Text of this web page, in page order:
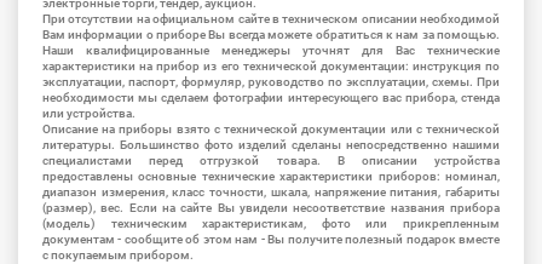
электронные торги, тендер, аукцион.
При отсутствии на официальном сайте в техническом описании необходимой
Вам информации о приборе Вы всегда можете обратиться к нам за помощью.
Наши квалифицированные менеджеры уточнят для Вас технические
характеристики на прибор из его технической документации: инструкция по
эксплуатации, паспорт, формуляр, руководство по эксплуатации, схемы. При
необходимости мы сделаем фотографии интересующего вас прибора, стенда
или устройства.
Описание на приборы взято с технической документации или с технической
литературы. Большинство фото изделий сделаны непосредственно нашими
специалистами перед отгрузкой товара. В описании устройства
предоставлены основные технические характеристики приборов: номинал,
диапазон измерения, класс точности, шкала, напряжение питания, габариты
(размер), вес. Если на сайте Вы увидели несоответствие названия прибора
(модель) техническим характеристикам, фото или прикрепленным
документам - сообщите об этом нам - Вы получите полезный подарок вместе
с покупаемым прибором.